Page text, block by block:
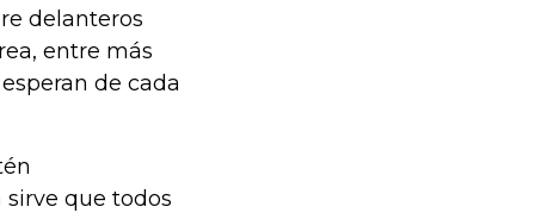
delanteros
entre más
de cada
que todos